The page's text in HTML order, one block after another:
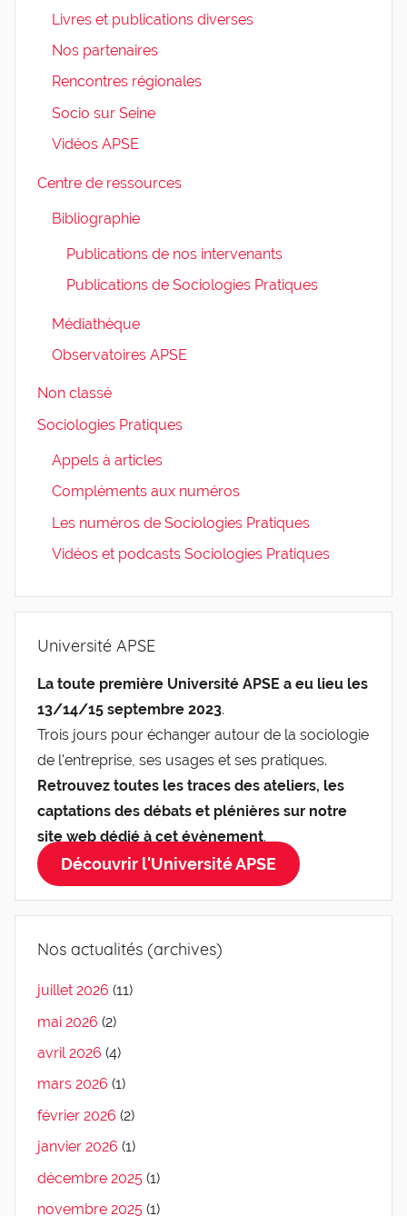
Livres et publications diverses
Nos partenaires
Rencontres régionales
Socio sur Seine
Vidéos APSE
Centre de ressources
Bibliographie
Publications de nos intervenants
Publications de Sociologies Pratiques
Médiathèque
Observatoires APSE
Non classé
Sociologies Pratiques
Appels à articles
Compléments aux numéros
Les numéros de Sociologies Pratiques
Vidéos et podcasts Sociologies Pratiques
Université APSE
La toute première Université APSE a eu lieu les
13/14/15 septembre 2023.
Trois jours pour échanger autour de la sociologie
de l'entreprise, ses usages et ses pratiques.
Retrouvez toutes les traces des ateliers, les
captations des débats et plénières sur notre
site web dédié à cet évènement.
Découvrir l'Université APSE
Nos actualités (archives)
juillet 2026 (11)
mai 2026 (2)
avril 2026 (4)
mars 2026 (1)
février 2026 (2)
janvier 2026 (1)
décembre 2025 (1)
novembre 2025 (1)